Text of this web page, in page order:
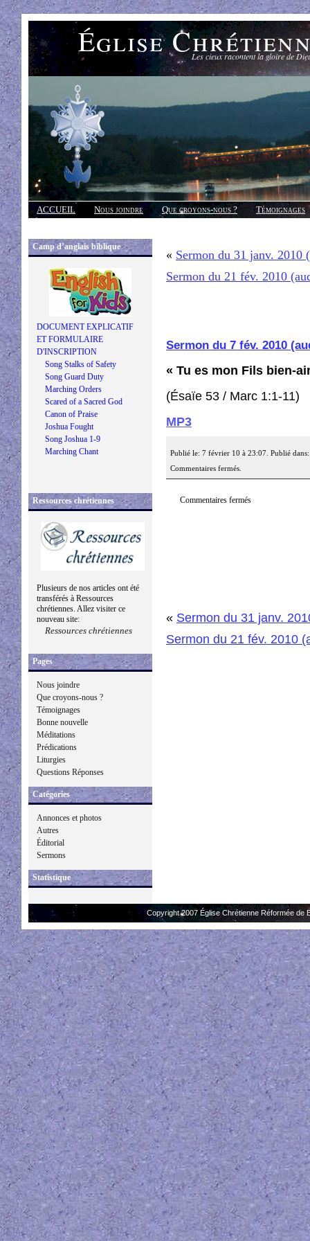
Église Les cieux racontent la gloire de
ACCUEIL Nous joindre Que croyons-nous ?
Témoignages
Réponses
Camp d’anglais biblique
DOCUMENT EXPLICATIF
ET FORMULAIRE
D'INSCRIPTION
Song Stalks of Safety
Song Guard Duty
Marching Orders
Scared of a Sacred God
Canon of Praise
Joshua Fought
Song Joshua 1-9
Marching Chant
Ressources chrétiennes
Plusieurs de nos articles ont été
transférés à Ressources
chrétiennes. Allez visiter ce
nouveau site:
Ressources chrétiennes
Pages
Nous joindre
Que croyons-nous ?
Témoignages
Bonne nouvelle
Méditations
Prédications
Liturgies
Questions Réponses
Catégories
Annonces et photos
Autres
Éditorial
Sermons
Statistique
« Sermon du 31 janv. 2010
Sermon du 21 fév. 2010
Sermon du 7 fév. 2010
« Tu es mon Fils bien-
(Ésaïe 53 / Marc 1:1-11)
MP3
Publié le: 7 février 10 à 23:07. Publié
Commentaires fermés.
Commentaires fermés
« Sermon du 31 janv.
Sermon du 21 fév. 2010
Copyright 2007 Église Chrétienne Réformée de